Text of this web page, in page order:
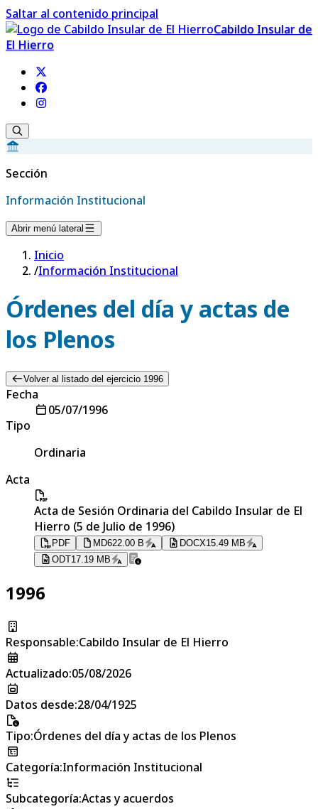
Saltar al contenido principal
Cabildo Insular de
El Hierro
Sección
Información Institucional
Abrir menú lateral
Inicio
/Información Institucional
Órdenes del día y actas de
los Plenos
Volver al listado del ejercicio 1996
Fecha
05/07/1996
Tipo
Ordinaria
Acta
Acta de Sesión Ordinaria del Cabildo Insular de El
Hierro (5 de Julio de 1996)
PDF MD622.00 B DOCX15.49 MB
ODT17.19 MB
1996
Responsable:Cabildo Insular de El Hierro
Actualizado:05/08/2026
Datos desde:28/04/1925
Tipo:Órdenes del día y actas de los Plenos
Categoría:Información Institucional
Subcategoría:Actas y acuerdos